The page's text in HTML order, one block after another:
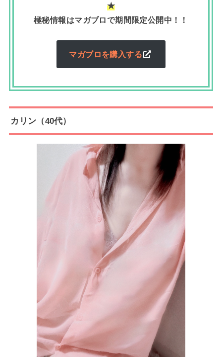
★
極秘情報はマガブロで期間限定公開中！！
マガブロを購入する
カリン（40代）